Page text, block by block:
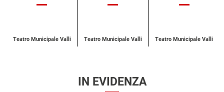
Teatro Municipale Valli Teatro Municipale Valli Teatro Municipale Valli
IN EVIDENZA